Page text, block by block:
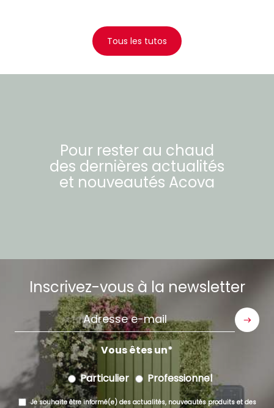
Tous les tutos
Pour rester au chaud
des dernières actualités
et nouveautés Acova
Inscrivez-vous à la newsletter
Adresse
e-
mail
Vous êtes un
Particulier
Professionnel
Je souhaite être informé(e) des actualités, nouveautés produits et des